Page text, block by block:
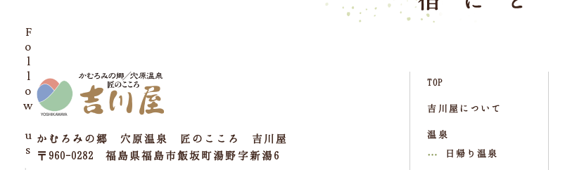
かむろみの郷 穴原温泉 匠のこころ 吉川屋
〒960-0282 福島県福島市飯坂町湯野字新湯6
TOP
吉川屋について
温泉
日帰り温泉
Follow us